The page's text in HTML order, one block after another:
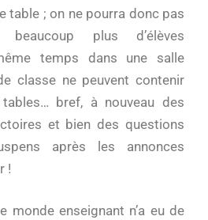
table ; on ne pourra donc pas
beaucoup plus d’élèves
temps dans une salle
classe ne peuvent contenir
bref, à nouveau des
et bien des questions
après les annonces
!
monde enseignant n’a eu de